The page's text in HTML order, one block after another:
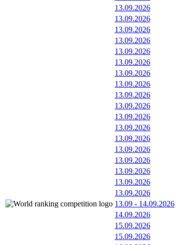
13.09.2026
13.09.2026
13.09.2026
13.09.2026
13.09.2026
13.09.2026
13.09.2026
13.09.2026
13.09.2026
13.09.2026
13.09.2026
13.09.2026
13.09.2026
13.09.2026
13.09.2026
13.09.2026
13.09.2026
13.09.2026
13.09 - 14.09.2026
14.09.2026
15.09.2026
15.09.2026